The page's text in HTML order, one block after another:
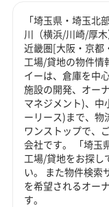
「埼玉県・埼玉
川（横浜/川崎/厚
近畿圏[大阪・京都
工場/貸地の物件情
イーは、倉庫を中
施設の開発、オー
マネジメント)、中
ーリース)まで、物
ワンストップで、
会社です。 「埼玉
工場/貸地をお探し
い。 また物件検索
を希望されるオー
す。